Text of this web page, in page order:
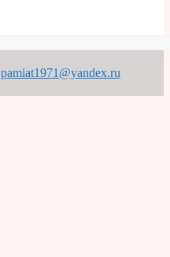
pamiat1971@yandex.ru